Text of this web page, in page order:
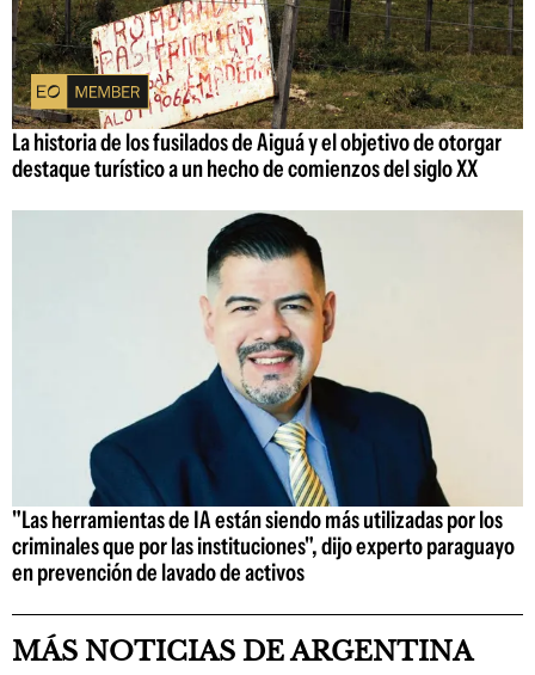
La historia de los fusilados de Aiguá y el objetivo de otorgar
destaque turístico a un hecho de comienzos del siglo XX
"Las herramientas de IA están siendo más utilizadas por los
criminales que por las instituciones", dijo experto paraguayo
en prevención de lavado de activos
MÁS NOTICIAS DE ARGENTINA